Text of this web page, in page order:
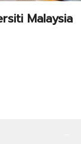
Malaysia